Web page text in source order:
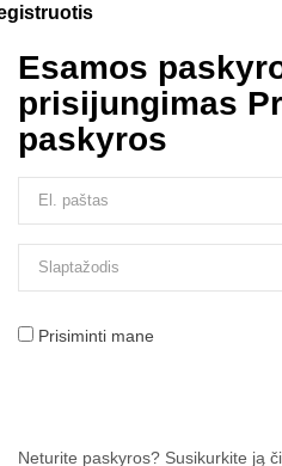
Esamos
prisijungimas
paskyros
Prisiminti mane
Neturite paskyros? Susikurkite ją